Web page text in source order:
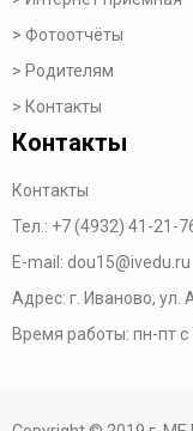
Фотоотчёты
Родителям
Контакты
Контакты
Контакты
Тел.: +7 (4932) 41-21-
E-mail: dou15@ivedu.ru
Адрес: г. Иваново, ул.
Время работы: пн-пт с